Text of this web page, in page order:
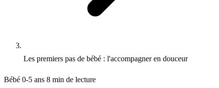
Les premiers pas de bébé : l'accompagner en douceur
Bébé 0-5 ans 8 min de lecture